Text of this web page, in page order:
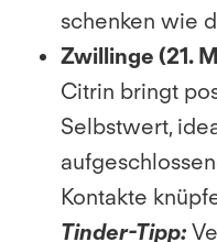
schenken wie
Zwillinge (21.
Citrin bringt
Selbstwert,
Kontakte
Tinder-Tipp: